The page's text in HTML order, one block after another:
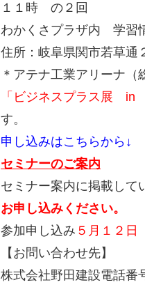
１１時 の２回
わかくさプラザ内 学習
住所：岐阜県関市若草通
＊アテナ工業アリーナ（
「ビジネスプラス展
す。
申し込みはこちらから↓
セミナーのご案内
セミナー案内に掲載して
お申し込みください。
参加申し込み ５月１２日
【お問い合わせ先】
株式会社野田建設電話番